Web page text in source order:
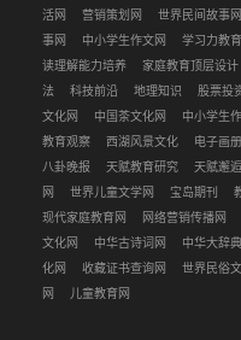
活网
营销策划网 世界民间故事网
事网
中小学生作文网 学习力教
读理解能力培养
家庭教育顶层设计
法
科技前沿 地理知识 股票投
文化网
中国茶文化网 中小学生
教育观察
西湖风景文化 电子画
八卦晚报
天赋教育研究 天赋邂逅
网
世界儿童文学网 宝岛期刊
现代家庭教育网
网络营销传播网
文化网
中华古诗词网 中华大辞典
化网
收藏证书查询网 世界民俗
网
儿童教育网